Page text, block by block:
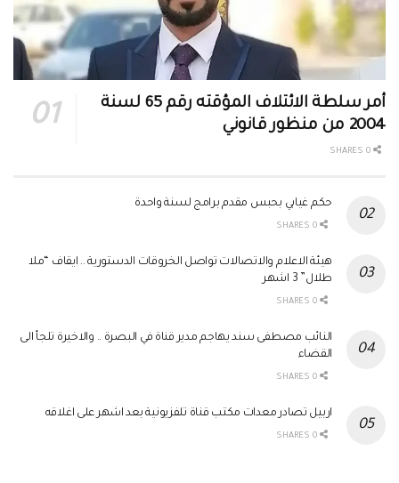
أمر سلطة الائتلاف المؤقته رقم 65 لسنة
2004 من منظور قانوني
حكم غيابي بحبس مقدم برامج لسنة واحدة
هيئة الاعلام والاتصالات تواصل الخروقات الدستورية .. ايقاف “ملا
طلال” 3 اشهر
النائب مصطفى سند يهاجم مدير قناة في البصرة .. والاخيرة تلجأ الى
القضاء
اربيل تصادر معدات مكتب قناة تلفزيونية بعد اشهر على اغلاقه